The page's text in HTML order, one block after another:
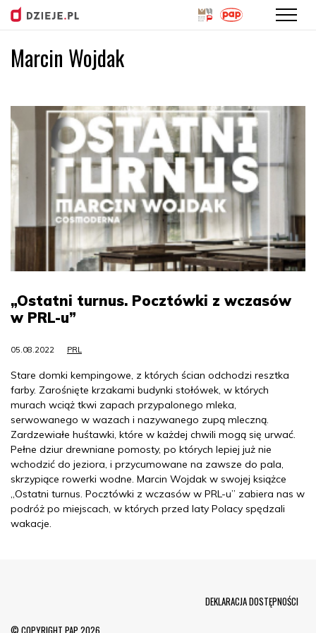
Marcin Wojdak
„Ostatni turnus. Pocztówki z wczasów
w PRL-u”
05.08.2022 PRL
Stare domki kempingowe, z których ścian odchodzi resztka
farby. Zarośnięte krzakami budynki stołówek, w których
murach wciąż tkwi zapach przypalonego mleka,
serwowanego w wazach i nazywanego zupą mleczną.
Zardzewiałe huśtawki, które w każdej chwili mogą się urwać.
Pełne dziur drewniane pomosty, po których lepiej już nie
wchodzić do jeziora, i przycumowane na zawsze do pala,
skrzypiące rowerki wodne. Marcin Wojdak w swojej książce
„Ostatni turnus. Pocztówki z wczasów w PRL-u” zabiera nas w
podróż po miejscach, w których przed laty Polacy spędzali
wakacje.
© COPYRIGHT PAP 2026
DEKLARACJA DOSTĘPNOŚCI